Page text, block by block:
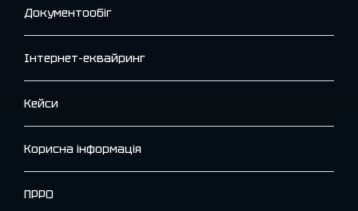
Документообіг
Інтернет-еквайринг
Кейси
Корисна інформація
ПРРО